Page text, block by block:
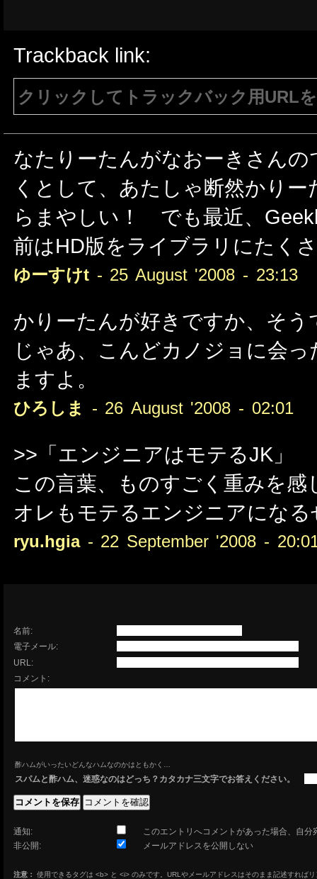
Trackback link:
クリックしてトラックバック用URL
有効である必要があります。
なたりーたんがなおーきさん
くとして、あたしゃ断然かり
らまやしい！ でも最近、
前はHD版をライブラリにたく
ゆーすけt - 25 August '2008 - 23:13
かりーたんが好きですか、そう
じゃあ、こんどカノジョに会
ますよ。
ひろしま - 26 August '2008 - 02:01
>>「エンジニアはモテるJK」
この言葉、ものすごく重みを感
オレもモテるエンジニアになる
ryu.hgia- 22 September '2008 -
名前:
電子メール:
URL:
コメント:
酢ハムがいったいどんなハムなのかはともかく…
スパムと酢ハム、迷惑なのはどっち？カタカナ三文字でお答えください。
通知:
このエントリへコメントがあった場合、自分
非公開:
メールアドレスを公開しない
注意： 使用できるタグは <b> と <i> のみです。URLやメールアドレスはそのまま記述すれば